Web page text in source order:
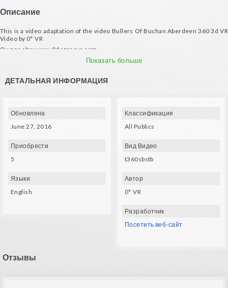
Описание
This is a video adaptation of the video Bullers Of Buchan Aberdeen 360 3d VR
Video by 0° VR
Owner site: www.0degreevr.com
ALL RIGHTS RESERVED © 0° VRПоказать больше
ДЕТАЛЬНАЯ ИНФОРМАЦИЯ
Обновлена
June 27, 2016
Приобрести
5
Языки
English
Классификация
All Publics
Вид Видео
t360sbstb
Автор
0° VR
Разработчик
Посетить веб-сайт
Отзывы